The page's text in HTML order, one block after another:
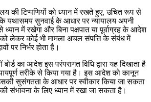
की टिप्पणियों को ध्यान में रखते हुए, उचित रूप से
यथासमय सुनवाई के आधार पर न्यायालय अपनी
ध्यान में रखेगा और बिना पक्षपात या पूर्वाग्रह के आदेश
लेकर कोई भी मामला अचल संपत्ति के संबंध में
पर निर्भर होता है।
बोर्ड का आदेश इस परंपरागत विधि द्वारा यह दिखाता है
तरीके से किया गया है। इस आदेश को कानून
सुसंगतता के आधार पर स्वीकार किया जा सकता
संभावना के लिए ध्यान में रखा जा सकता है।